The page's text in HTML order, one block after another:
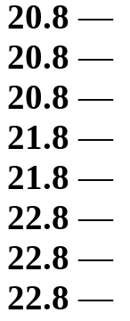
20.8 —
20.8 —
20.8 —
21.8 —
21.8 —
22.8 —
22.8 —
22.8 —